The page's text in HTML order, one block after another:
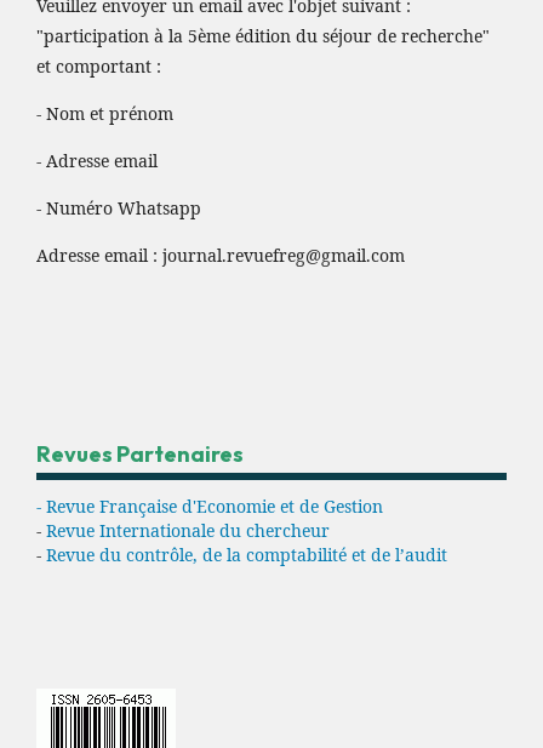
Veuillez envoyer un email avec l'objet suivant :
"participation à la 5ème édition du séjour de recherche"
et comportant :
- Nom et prénom
- Adresse email
- Numéro Whatsapp
Adresse email : journal.revuefreg@gmail.com
Revues Partenaires
- Revue Française d'Economie et de Gestion
- Revue Internationale du chercheur
- Revue du contrôle, de la comptabilité et de l’audit